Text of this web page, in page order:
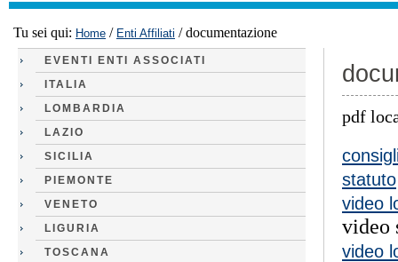
Tu sei qui: Home / Enti Affiliati /documentazione
EVENTI ENTI ASSOCIATI
ITALIA
LOMBARDIA
LAZIO
SICILIA
PIEMONTE
VENETO
LIGURIA
TOSCANA
pdf
statuto
video
video
video